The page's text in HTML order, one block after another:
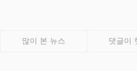
많이 본 뉴스 댓글이